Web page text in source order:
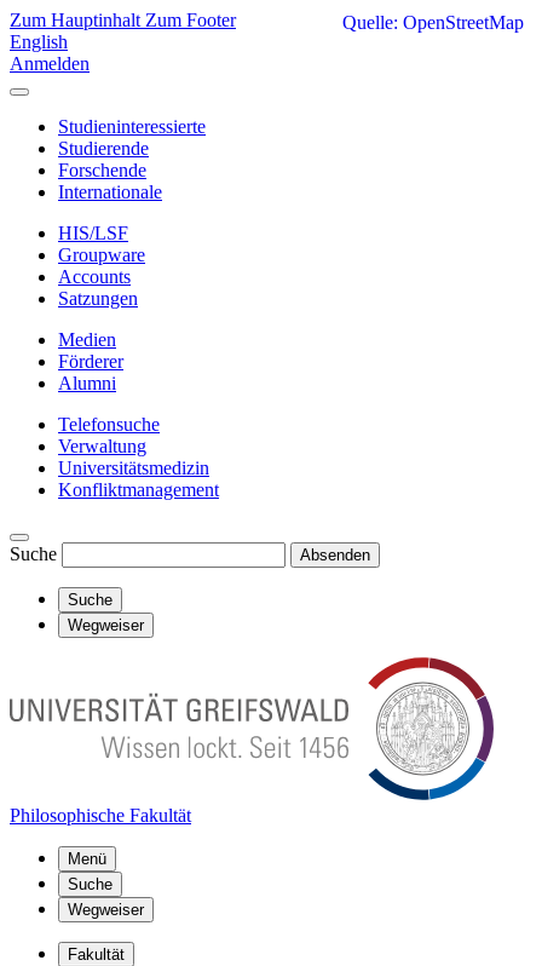
Zum Hauptinhalt Zum Footer
English
Anmelden
Studieninteressierte
Studierende
Forschende
Internationale
HIS/LSF
Groupware
Accounts
Satzungen
Medien
Förderer
Alumni
Telefonsuche
Verwaltung
Universitätsmedizin
Konfliktmanagement
Suche Absenden
Suche
Wegweiser
Philosophische Fakultät
Menü
Suche
Wegweiser
Fakultät
Quelle: OpenStreetMap